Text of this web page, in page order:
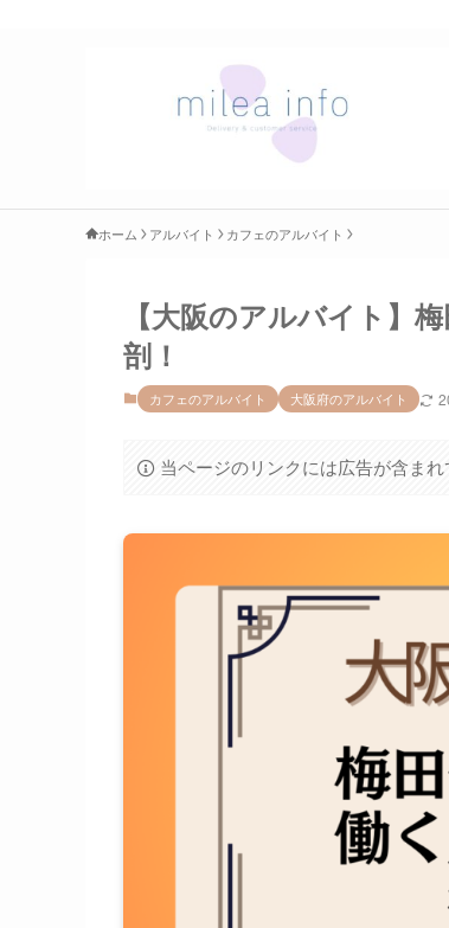
ホーム アルバイト カフェのアルバイト
【大阪のアルバイト】
剖！
カフェのアルバイト 大阪府のアルバイト
当ページのリンクには広告が含まれ